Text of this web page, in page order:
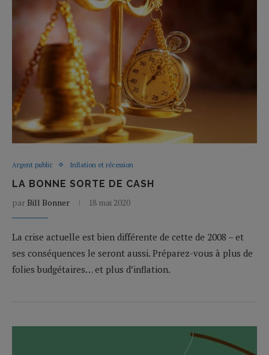
Argent public Inflation et récession
LA BONNE SORTE DE CASH
par Bill Bonner 18 mai 2020
La crise actuelle est bien différente de cette de 2008 – et
ses conséquences le seront aussi. Préparez-vous à plus de
folies budgétaires… et plus d’inflation.